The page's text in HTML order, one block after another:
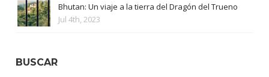
Bhutan: Un viaje a la tierra del Dragón del Trueno
Jul 4th, 2023
BUSCAR